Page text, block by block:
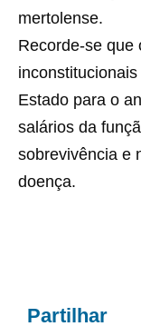
mertolense.
Recorde-se que
Estado para o
salários da
sobrevivência e
doença.
Partilhar